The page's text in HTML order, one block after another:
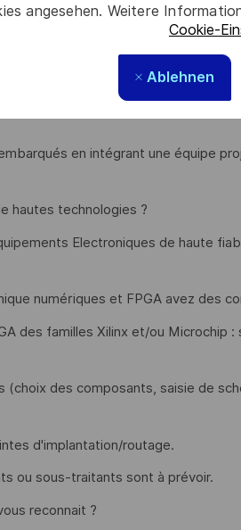
angesehen. Weitere
Cookie-
Ablehnen
aux élaborations des offres
en intégrant une équipe
hautes technologies ?
Electroniques de haute
numériques et FPGA avez des
des familles Xilinx et/ou Microchip :
des composants, saisie de
d'implantation/routage.
ou sous-traitants sont à prévoir.
reconnait ?